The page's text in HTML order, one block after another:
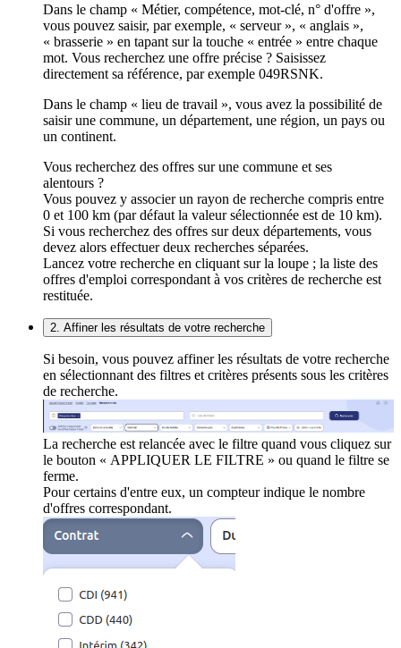
Dans le champ « Métier, compétence, mot-clé, n° d'offre »,
vous pouvez saisir, par exemple, « serveur », « anglais »,
« brasserie » en tapant sur la touche « entrée » entre chaque
mot. Vous recherchez une offre précise ? Saisissez
directement sa référence, par exemple 049RSNK.
Dans le champ « lieu de travail », vous avez la possibilité de
saisir une commune, un département, une région, un pays ou
un continent.
Vous recherchez des offres sur une commune et ses
alentours ?
Vous pouvez y associer un rayon de recherche compris entre
0 et 100 km (par défaut la valeur sélectionnée est de 10 km).
Si vous recherchez des offres sur deux départements, vous
devez alors effectuer deux recherches séparées.
Lancez votre recherche en cliquant sur la loupe ; la liste des
offres d'emploi correspondant à vos critères de recherche est
restituée.
2. Affiner les résultats de votre recherche
Si besoin, vous pouvez affiner les résultats de votre recherche
en sélectionnant des filtres et critères présents sous les critères
de recherche.
La recherche est relancée avec le filtre quand vous cliquez sur
le bouton « APPLIQUER LE FILTRE » ou quand le filtre se
ferme.
Pour certains d'entre eux, un compteur indique le nombre
d'offres correspondant.